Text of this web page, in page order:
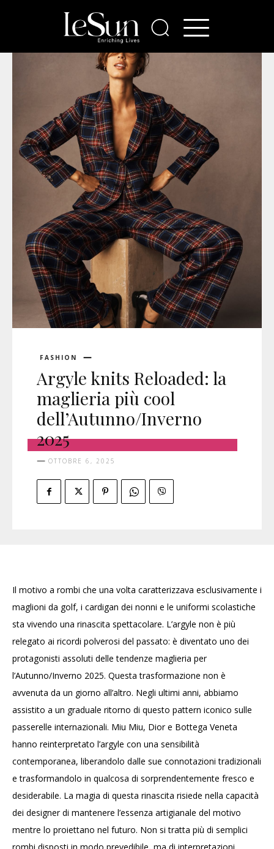
FASHION
Argyle knits Reloaded: la
maglieria più cool
dell’Autunno/Inverno
2025
OTTOBRE 6, 2025
Il motivo a rombi che una volta caratterizzava esclusivamente i
maglioni da golf, i cardigan dei nonni e le uniformi scolastiche
sta vivendo una rinascita spettacolare. L’argyle non è più
relegato ai ricordi polverosi del passato: è diventato uno dei
protagonisti assoluti delle tendenze maglieria per
l’Autunno/Inverno 2025. Questa trasformazione non è
avvenuta da un giorno all’altro. Negli ultimi anni, abbiamo
assistito a un graduale ritorno di questo pattern iconico sulle
passerelle internazionali. Miu Miu, Dior e Bottega Veneta
hanno reinterpretato l’argyle con una sensibilità
contemporanea, liberandolo dalle sue connotazioni tradizionali
e trasformandolo in qualcosa di sorprendentemente fresco e
desiderabile. La magia di questa rinascita risiede nella capacità
dei designer di mantenere l’essenza artigianale del motivo
mentre lo proiettano nel futuro. Non si tratta più di semplici